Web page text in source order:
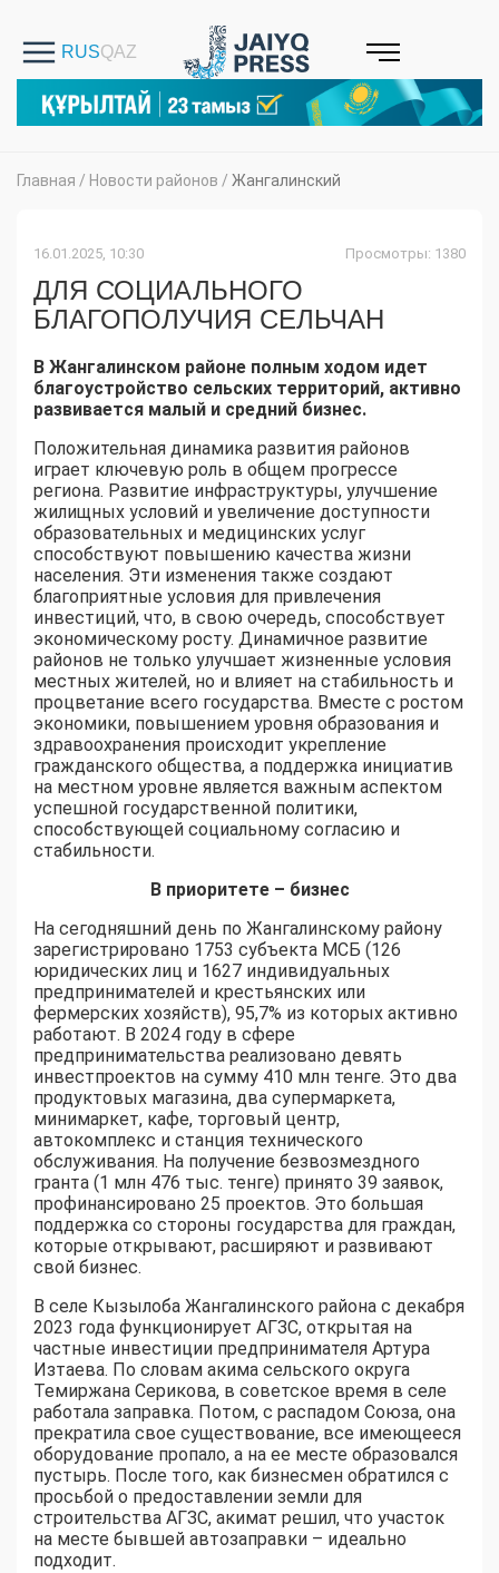
Главная / Новости районов / Жангалинский
16.01.2025, 10:30 Просмотры: 1380
ДЛЯ СОЦИАЛЬНОГО
БЛАГОПОЛУЧИЯ СЕЛЬЧАН
В Жангалинском районе полным ходом идет
благоустройство сельских территорий, активно
развивается малый и средний бизнес.
Положительная динамика развития районов
играет ключевую роль в общем прогрессе
региона. Развитие инфраструктуры, улучшение
жилищных условий и увеличение доступности
образовательных и медицинских услуг
способствуют повышению качества жизни
населения. Эти изменения также создают
благоприятные условия для привлечения
инвестиций, что, в свою очередь, способствует
экономическому росту. Динамичное развитие
районов не только улучшает жизненные условия
местных жителей, но и влияет на стабильность и
процветание всего государства. Вместе с ростом
экономики, повышением уровня образования и
здравоохранения происходит укрепление
гражданского общества, а поддержка инициатив
на местном уровне является важным аспектом
успешной государственной политики,
способствующей социальному согласию и
стабильности.
В приоритете – бизнес
На сегодняшний день по Жангалинскому району
зарегистрировано 1753 субъекта МСБ (126
юридических лиц и 1627 индивидуальных
предпринимателей и крестьянских или
фермерских хозяйств), 95,7% из которых активно
работают. В 2024 году в сфере
предпринимательства реализовано девять
инвестпроектов на сумму 410 млн тенге. Это два
продуктовых магазина, два супермаркета,
минимаркет, кафе, торговый центр,
автокомплекс и станция технического
обслуживания. На получение безвозмездного
гранта (1 млн 476 тыс. тенге) принято 39 заявок,
профинансировано 25 проектов. Это большая
поддержка со стороны государства для граждан,
которые открывают, расширяют и развивают
свой бизнес.
В селе Кызылоба Жангалинского района с декабря
2023 года функционирует АГЗС, открытая на
частные инвестиции предпринимателя Артура
Изтаева. По словам акима сельского округа
Темиржана Серикова, в советское время в селе
работала заправка. Потом, с распадом Союза, она
прекратила свое существование, все имеющееся
оборудование пропало, а на ее месте образовался
пустырь. После того, как бизнесмен обратился с
просьбой о предоставлении земли для
строительства АГЗС, акимат решил, что участок
на месте бывшей автозаправки – идеально
подходит.